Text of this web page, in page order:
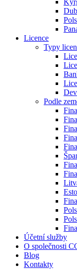
Licence
Typy
Podle
Účetní služby
O společnosti
Blog
Kontakty